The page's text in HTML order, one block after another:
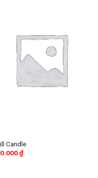
Candle
₫